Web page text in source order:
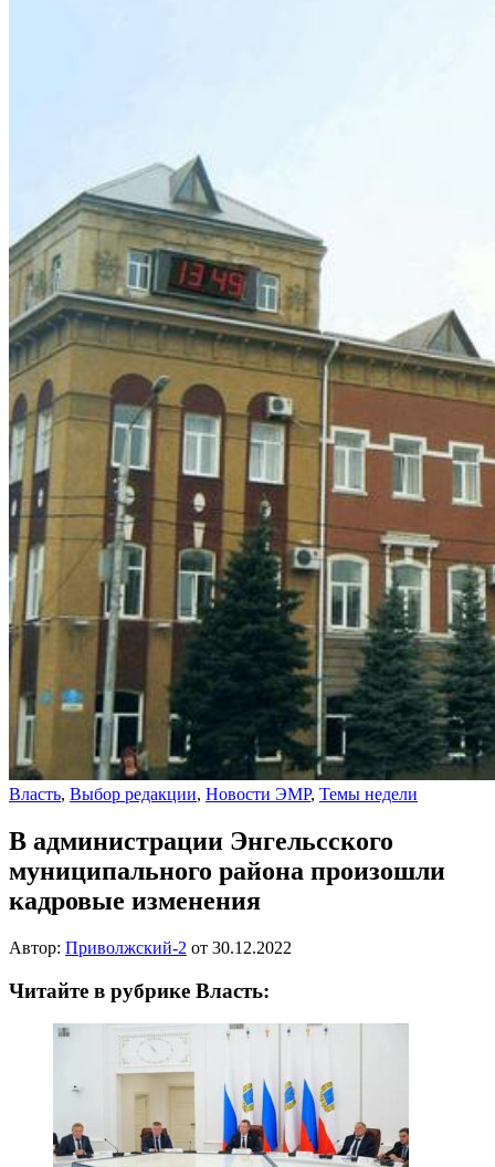
Власть, Выбор редакции, Новости ЭМР, Темы недели
В администрации Энгельсского
муниципального района произошли
кадровые изменения
Автор: Приволжский-2 от 30.12.2022
Читайте в рубрике Власть: